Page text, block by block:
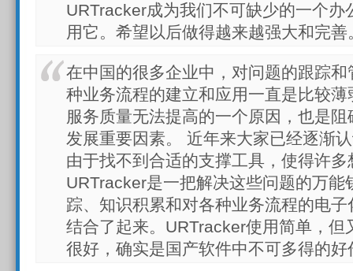
URTracker成为我们不可缺少的一个
用它。希望以后做得越来越强大和完善
在中国的很多企业中，对问题的跟踪
种业务流程的建立和应用一直是比较
服务质量无法提高的一个原因，也是
发展重要因素。 近年来大家已经逐渐
由于找不到合适的支撑工具，使得许
URTracker是一把解决这些问题的万
踪、知识积累和对各种业务流程的电
结合了起来。URTracker使用简单，但
很好，确实是国产软件中不可多得的好